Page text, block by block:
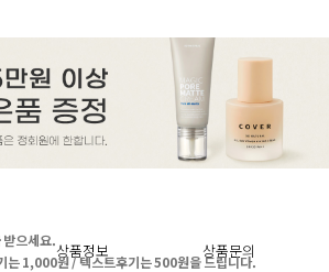
상품정보 상품문의
받으세요.
는 1,000원 / 텍스트후기는 500원을 드립니다.